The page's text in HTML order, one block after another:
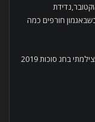
חורפים כמה
את העגורים הניזונים באגמון החולה צילמתי בחג סוכות 2019